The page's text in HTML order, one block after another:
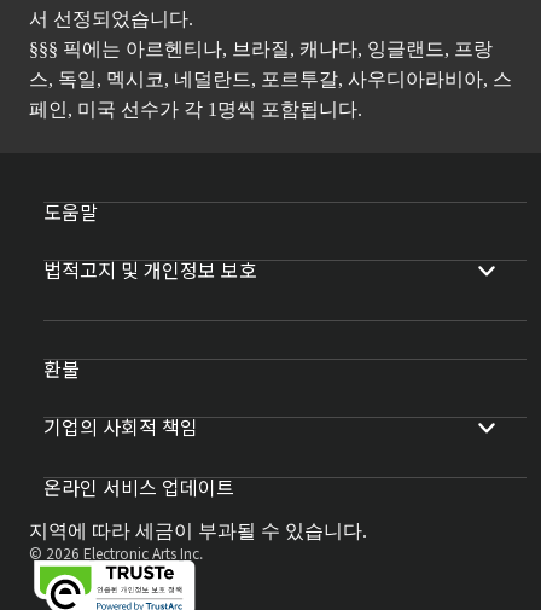
서 선정되었습니다.
§§§ 픽에는 아르헨티나, 브라질, 캐나다, 잉글랜드, 프랑
스, 독일, 멕시코, 네덜란드, 포르투갈, 사우디아라비아, 스
페인, 미국 선수가 각 1명씩 포함됩니다.
도움말
법적고지 및 개인정보 보호
환불
기업의 사회적 책임
온라인 서비스 업데이트
지역에 따라 세금이 부과될 수 있습니다.
© 2026 Electronic Arts Inc.